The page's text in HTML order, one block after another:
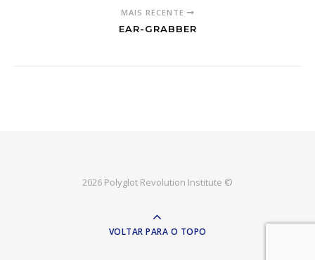
MAIS RECENTE
EAR-GRABBER
2026 Polyglot Revolution Institute ©
VOLTAR PARA O TOPO